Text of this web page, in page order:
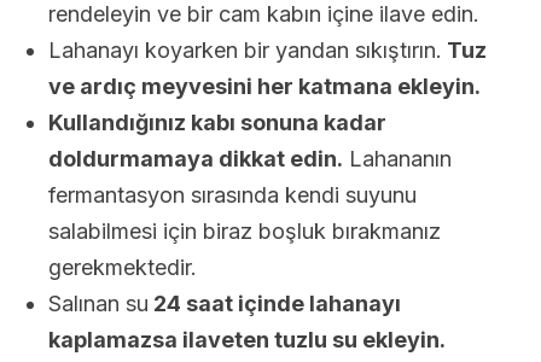
rendeleyin ve bir cam kabın içine ilave edin.
Lahanayı koyarken bir yandan sıkıştırın. Tuz
ve ardıç meyvesini her katmana ekleyin.
Kullandığınız kabı sonuna kadar
doldurmamaya dikkat edin. Lahananın
fermantasyon sırasında kendi suyunu
salabilmesi için biraz boşluk bırakmanız
gerekmektedir.
Salınan su 24 saat içinde lahanayı
kaplamazsa ilaveten tuzlu su ekleyin.